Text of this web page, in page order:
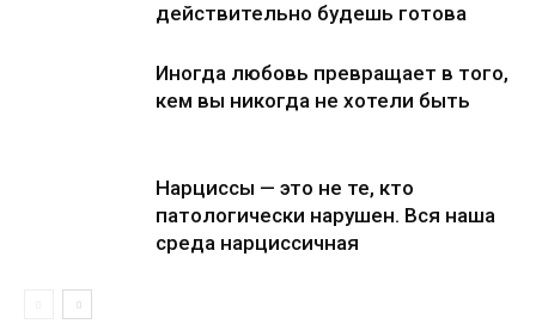
действительно будешь готова
Иногда любовь превращает в того,
кем вы никогда не хотели быть
Нарциссы — это не те, кто
патологически нарушен. Вся наша
среда нарциссичная